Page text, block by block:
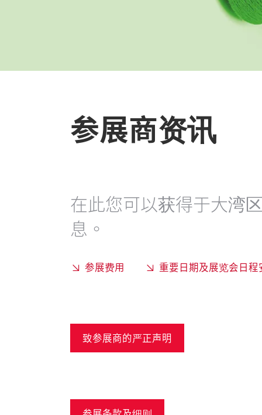
参展商资讯
在此您可以获得于大湾
息。
参展费用 重要日期及展览会日程
致参展商的严正声明